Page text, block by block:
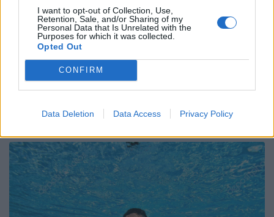
I want to opt-out of Collection, Use,
Retention, Sale, and/or Sharing of my
Personal Data that Is Unrelated with the
Purposes for which it was collected.
Opted Out
CONFIRM
Data Deletion Data Access Privacy Policy